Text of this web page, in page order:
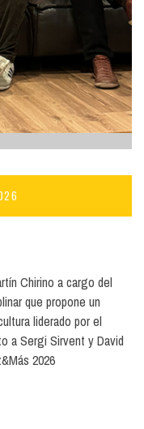
Chirino a cargo del
que propone un
liderado por el
a Sergi Sirvent y David
2026